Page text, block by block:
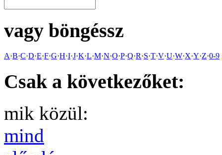
vagy böngéssz
A·B·C·D·E·F·G·H·I·J·K·L·M·N·O·P·Q·R·S·T·V·U·W·X·Y·Z·0-9
Csak a következőket:
mik közül:
mind